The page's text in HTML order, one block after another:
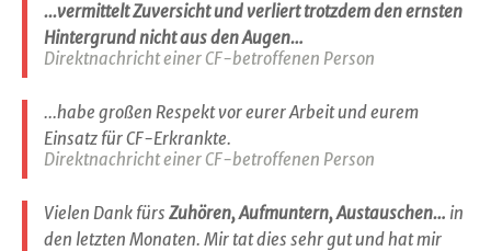
...vermittelt Zuversicht und verliert trotzdem den ernsten
Hintergrund nicht aus den Augen…
Direktnachricht einer CF-betroffenen Person
...habe großen Respekt vor eurer Arbeit und eurem
Einsatz für CF-Erkrankte.
Direktnachricht einer CF-betroffenen Person
Vielen Dank fürs Zuhören, Aufmuntern, Austauschen… in
den letzten Monaten. Mir tat dies sehr gut und hat mir